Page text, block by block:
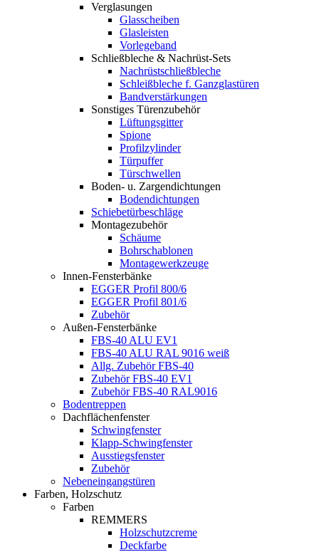
Verglasungen
Glasscheiben
Glasleisten
Vorlegeband
Schließbleche & Nachrüst-Sets
Nachrüstschließbleche
Schleißbleche f. Ganzglastüren
Bandverstärkungen
Sonstiges Türenzubehör
Lüftungsgitter
Spione
Profilzylinder
Türpuffer
Türschwellen
Boden- u. Zargendichtungen
Bodendichtungen
Schiebetürbeschläge
Montagezubehör
Schäume
Bohrschablonen
Montagewerkzeuge
Innen-Fensterbänke
EGGER Profil 800/6
EGGER Profil 801/6
Zubehör
Außen-Fensterbänke
FBS-40 ALU EV1
FBS-40 ALU RAL 9016 weiß
Allg. Zubehör FBS-40
Zubehör FBS-40 EV1
Zubehör FBS-40 RAL9016
Bodentreppen
Dachflächenfenster
Schwingfenster
Klapp-Schwingfenster
Ausstiegsfenster
Zubehör
Nebeneingangstüren
Farben, Holzschutz
Farben
REMMERS
Holzschutzcreme
Deckfarbe